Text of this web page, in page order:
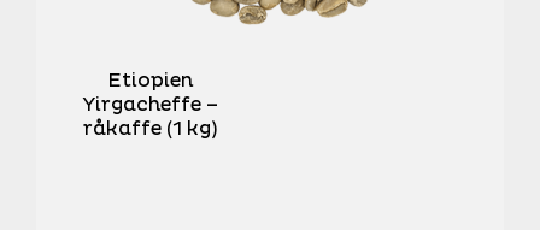
Etiopien
Yirgacheffe –
råkaffe (1 kg)